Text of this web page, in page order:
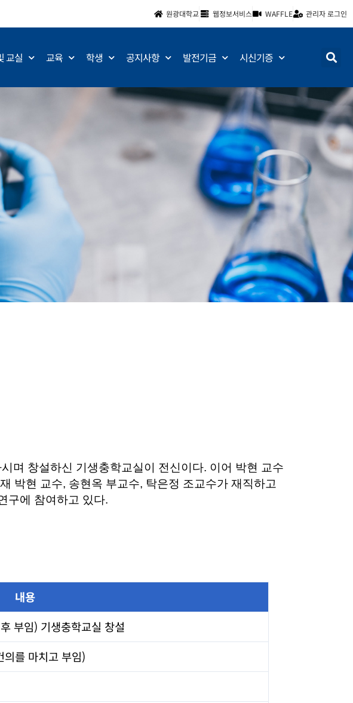
원광대학교 웹정보서비스 WAFFLE 관리자 로그인
교실 교육 학생 공지사항 발전기금 시신기증
며 창설하신 기생충학교실이 전신이다. 이어 박현 교수
박현 교수, 송현옥 부교수, 탁은정 조교수가 재직하고
구에 참여하고 있다.
내용
부임) 기생충학교실 창설
의를 마치고 부임)